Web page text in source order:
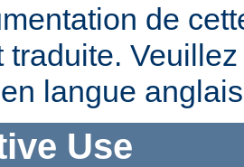
de
traduite.
langue
Use